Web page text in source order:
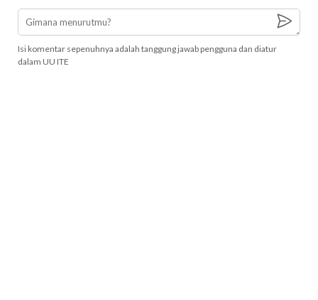
Isi komentar sepenuhnya adalah tanggung jawab pengguna dan diatur
dalam UU ITE